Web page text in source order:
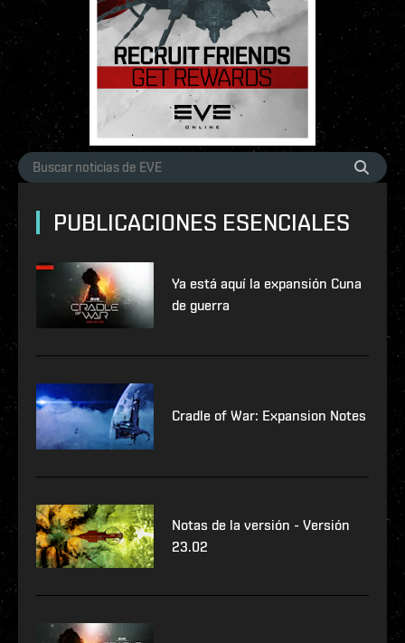
PUBLICACIONES ESENCIALES
Ya está aquí la expansión Cuna
de guerra
Cradle of War: Expansion Notes
Notas de la versión - Versión
23.02